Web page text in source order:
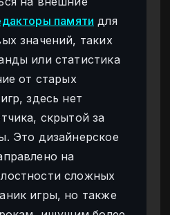
памяти для
значений, таких
или статистика
от старых
здесь нет
скрытой за
Это дизайнерское
на
сложных
игры, но также